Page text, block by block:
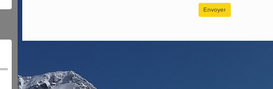
Envoyer